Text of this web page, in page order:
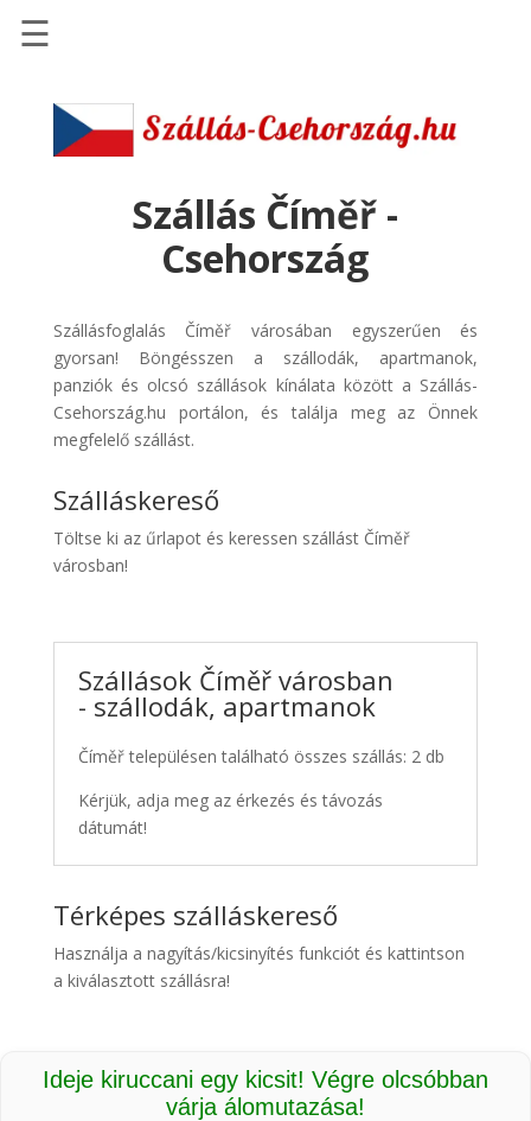
Szállások
Szállásinfo.eu
pénzvisszatérítéssel
Discover
Cars
Transzfer
Kiwi
Taxi
☰
Szállás Číměř -
Csehország
Szállásfoglalás Číměř városában egyszerűen és
gyorsan! Böngésszen a szállodák, apartmanok,
panziók és olcsó szállások kínálata között a Szállás-
Csehország.hu portálon, és találja meg az Önnek
megfelelő szállást.
Szálláskereső
Töltse ki az űrlapot és keressen szállást Číměř
városban!
Szállások Číměř városban
- szállodák, apartmanok
Číměř településen található összes szállás: 2 db
Kérjük, adja meg az érkezés és távozás
dátumát!
Térképes szálláskereső
Használja a nagyítás/kicsinyítés funkciót és kattintson
a kiválasztott szállásra!
Ideje kiruccani egy kicsit! Végre olcsóbban
várja álomutazása!